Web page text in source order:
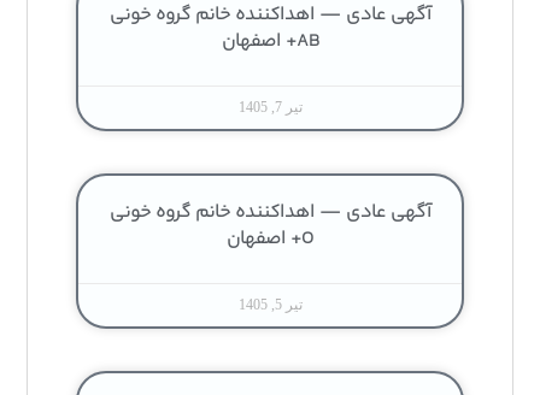
آگهی عادی — اهداکننده خانم گروه خونی
AB+ اصفهان
تیر 7, 1405
آگهی عادی — اهداکننده خانم گروه خونی
O+ اصفهان
تیر 5, 1405